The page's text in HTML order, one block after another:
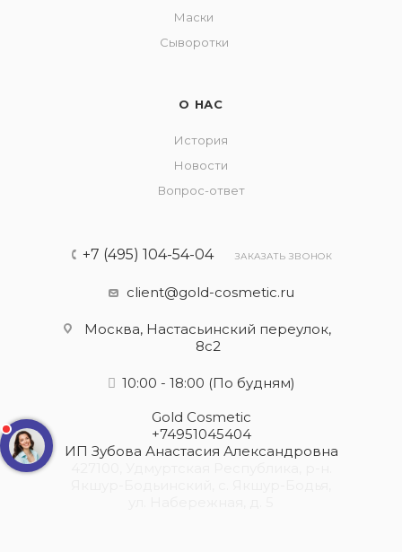
Маски
Сыворотки
О НАС
История
Новости
Вопрос-ответ
+7 (495) 104-54-04 ЗАКАЗАТЬ ЗВОНОК
client@gold-cosmetic.ru
Москва, Настасьинский переулок,
8с2
10:00 - 18:00 (По будням)
Gold Cosmetic
+74951045404
ИП Зубова Анастасия Александровна